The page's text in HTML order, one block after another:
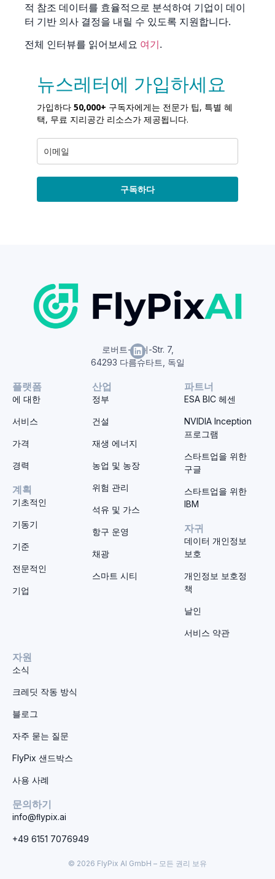
적 참조 데이터를 효율적으로 분석하여 기업이 데이
터 기반 의사 결정을 내릴 수 있도록 지원합니다.
전체 인터뷰를 읽어보세요 여기 .
뉴스레터에 가입하세요
가입하다 50,000+ 구독자에게는 전문가 팁, 특별 혜
택, 무료 지리공간 리소스가 제공됩니다.
구독하다
로버트-보쉬-Str. 7,
64293 다름슈타트, 독일
플랫폼
에 대한
서비스
가격
경력
계획
기초적인
기동기
기준
전문적인
기업
산업
정부
건설
재생 에너지
농업 및 농장
위험 관리
석유 및 가스
항구 운영
채광
스마트 시티
파트너
ESA BIC 헤센
NVIDIA Inception
프로그램
스타트업을 위한
구글
스타트업을 위한
IBM
자귀
데이터 개인정보
보호
개인정보 보호정
책
날인
서비스 약관
자원
소식
크레딧 작동 방식
블로그
자주 묻는 질문
FlyPix 샌드박스
사용 사례
문의하기
info@ﬂypix.ai
+49 6151 7076949
© 2026 FlyPix AI GmbH – 모든 권리 보유